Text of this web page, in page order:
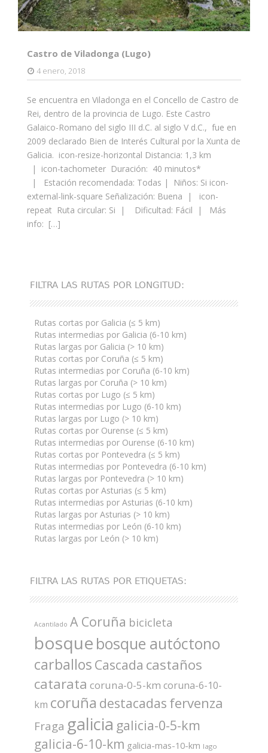
Castro de Viladonga (Lugo)
4 enero, 2018
Se encuentra en Viladonga en el Concello de Castro de
Rei, dentro de la provincia de Lugo. Este Castro
Galaico-Romano del siglo III d.C. al siglo V d.C., fue en
2009 declarado Bien de Interés Cultural por la Xunta de
Galicia. icon-resize-horizontal Distancia: 1,3 km
| icon-tachometer Duración: 40 minutos*
| Estación recomendada: Todas | Niños: Si icon-
external-link-square Señalización: Buena | icon-
repeat Ruta circular: Si | Dificultad: Fácil | Más
info: […]
FILTRA LAS RUTAS POR LONGITUD:
Rutas cortas por Galicia (≤ 5 km)
Rutas intermedias por Galicia (6-10 km)
Rutas largas por Galicia (> 10 km)
Rutas cortas por Coruña (≤ 5 km)
Rutas intermedias por Coruña (6-10 km)
Rutas largas por Coruña (> 10 km)
Rutas cortas por Lugo (≤ 5 km)
Rutas intermedias por Lugo (6-10 km)
Rutas largas por Lugo (> 10 km)
Rutas cortas por Ourense (≤ 5 km)
Rutas intermedias por Ourense (6-10 km)
Rutas cortas por Pontevedra (≤ 5 km)
Rutas intermedias por Pontevedra (6-10 km)
Rutas largas por Pontevedra (> 10 km)
Rutas cortas por Asturias (≤ 5 km)
Rutas intermedias por Asturias (6-10 km)
Rutas largas por Asturias (> 10 km)
Rutas intermedias por León (6-10 km)
Rutas largas por León (> 10 km)
FILTRA LAS RUTAS POR ETIQUETAS:
Acantilado A Coruña bicicleta
bosque bosque autóctono
carballos Cascada castaños
catarata coruna-0-5-km coruna-6-10-
km coruña destacadas fervenza
Fraga galicia galicia-0-5-km
galicia-6-10-km galicia-mas-10-km lago